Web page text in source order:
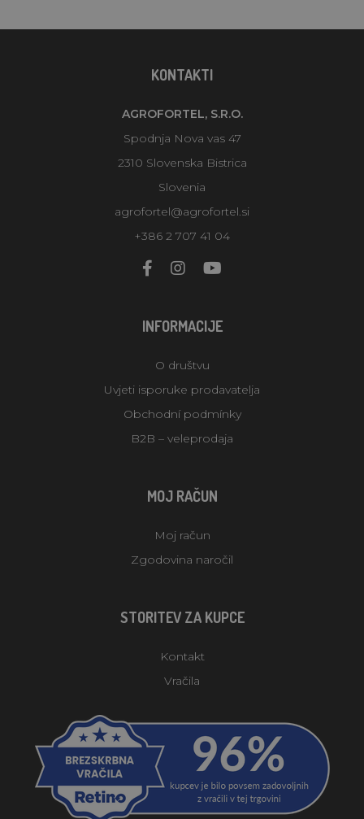
KONTAKTI
AGROFORTEL, S.R.O.
Spodnja Nova vas 47
2310 Slovenska Bistrica
Slovenia
agrofortel@agrofortel.si
+386 2 707 41 04
INFORMACIJE
O društvu
Uvjeti isporuke prodavatelja
Obchodní podmínky
B2B – veleprodaja
MOJ RAČUN
Moj račun
Zgodovina naročil
STORITEV ZA KUPCE
Kontakt
Vračila